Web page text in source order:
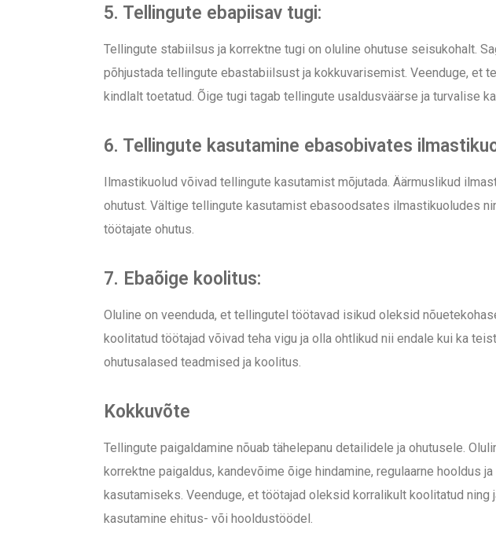
5. Tellingute ebapiisav tugi:
Tellingute stabiilsus ja korrektne tugi on oluline ohutuse seisukohalt.
põhjustada tellingute ebastabiilsust ja kokkuvarisemist. Veenduge,
kindlalt toetatud. Õige tugi tagab tellingute usaldusväärse ja turvalise
6. Tellingute kasutamine ebasobivates
Ilmastikuolud võivad tellingute kasutamist mõjutada. Äärmuslikud
ohutust. Vältige tellingute kasutamist ebasoodsates ilmastikuoludes
töötajate ohutus.
7. Ebaõige koolitus:
Oluline on veenduda, et tellingutel töötavad isikud oleksid
koolitatud töötajad võivad teha vigu ja olla ohtlikud nii endale kui ka
ohutusalased teadmised ja koolitus.
Kokkuvõte
Tellingute paigaldamine nõuab tähelepanu detailidele ja ohutusele.
korrektne paigaldus, kandevõime õige hindamine, regulaarne
kasutamiseks. Veenduge, et töötajad oleksid korralikult koolitatud
kasutamine ehitus- või hooldustöödel.